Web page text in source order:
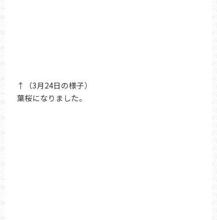
↑（3月24日の様子）
葉桜になりました。